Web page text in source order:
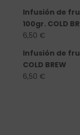
Infusión de
100gr. COLD
6,50 €
Infusión de
COLD BREW
6,50 €